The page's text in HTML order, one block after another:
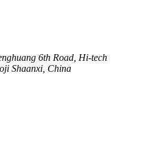
6th Road, Hi-tech
Shaanxi, China